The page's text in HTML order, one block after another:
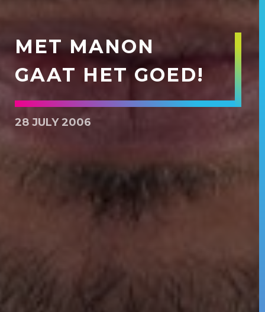
MET MANON
GAAT HET GOED!
28 JULY 2006